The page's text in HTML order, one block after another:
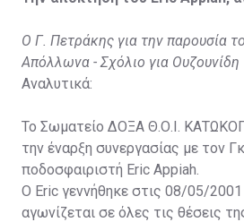
Ο Γ. Πετράκης για την παρουσία
Απόλλωνα - Σχόλιο για Ουζουνίδη
Αναλυτικά:
Το Σωματείο ΔΟΞΑ Θ.Ο.Ι.
την έναρξη συνεργασίας με τον
ποδοσφαιριστή Eric Appiah.
Ο Eric γεννήθηκε στις 08/05/
αγωνίζεται σε όλες τις θέσεις